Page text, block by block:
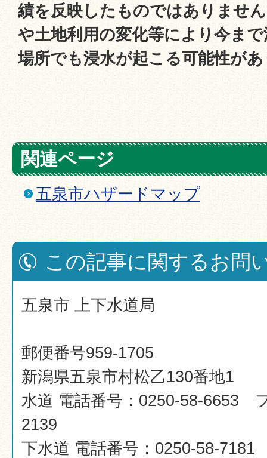
績を反映したものではありませ
や土地利用の変化等により今ま
場所でも浸水が起こる可能性が
関連ページ
五泉市ハザードマップ
この記事に関するお問
五泉市 上下水道局
郵便番号959-1705
新潟県五泉市村松乙130番地1
水道 電話番号：0250-58-6653
2139
下水道 電話番号：0250-58-